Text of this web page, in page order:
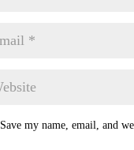
Save my name, email, and